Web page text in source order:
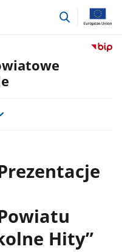
przejdź
Przejdź
Hity”